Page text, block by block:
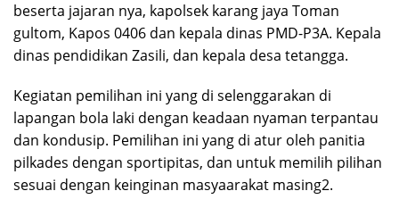
beserta jajaran nya, kapolsek karang jaya Toman
gultom, Kapos 0406 dan kepala dinas PMD-P3A. Kepala
dinas pendidikan Zasili, dan kepala desa tetangga.
Kegiatan pemilihan ini yang di selenggarakan di
lapangan bola laki dengan keadaan nyaman terpantau
dan kondusip. Pemilihan ini yang di atur oleh panitia
pilkades dengan sportipitas, dan untuk memilih pilihan
sesuai dengan keinginan masyaarakat masing2.